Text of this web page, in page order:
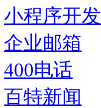
小程序开发
企业邮箱
400电话
百特新闻